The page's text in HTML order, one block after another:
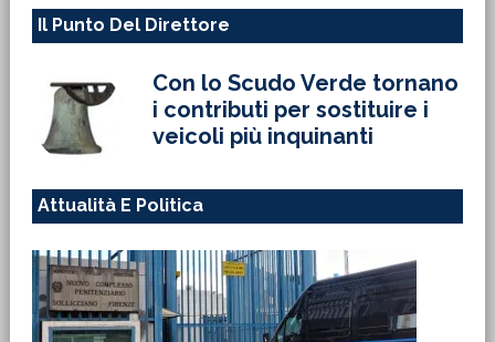
Il Punto Del Direttore
Con lo Scudo Verde tornano
i contributi per sostituire i
veicoli più inquinanti
Attualità E Politica